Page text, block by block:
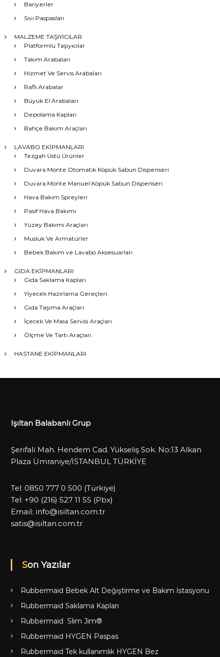
Bariyerler
Sıvı Paspasları
MALZEME TAŞIYICILAR
Platformlu Taşıyıcılar
Takım Arabaları
Hizmet Ve Servis Arabaları
Raflı Arabalar
Büyük El Arabaları
Depolama Kapları
Bahçe Bakım Araçları
LAVABO EKİPMANLARI
Tezgah Üstü Ürünler
Duvara Monte Otomatik Köpük Sabun Dispenseri
Duvara Monte Manuel Köpük Sabun Dispenseri
Hava Bakım Spreyleri
Pasif Hava Bakımı
Yüzey Bakımı Araçları
Musluk Ve Armatürler
Bebek Bakım ve Lavabo Aksesuarları
GIDA EKİPMANLARI
Gıda Saklama Kapları
Yiyecek Hazırlama Gereçleri
Gıda Taşıma Araçları
İçecek Ve Masa Servisi Araçları
Ölçme Ve Tartı Araçları
HASTANE EKİPMANLARI
Işıltan Balabanlı Grup
Şerifali Mah. Hendem Cad. Yükseliş Sok. No:13 Alkan
Plaza Ümraniye/İSTANBUL TÜRKİYE
Tel: 0850 777 0 500 (Türkiye)
Tel: +90 (216) 527 11 55 (Pbx)
Email: info@isiltan.com.tr
satis@isiltan.com.tr
Son Yazılar
Rubbermaid Bebek Alt Değiştirme ve Bakım İstasyonu
Rubbermaid Saklama Kapları
Rubbermaid Slim Jim®
Rubbermaid HYGEN Paspas
Rubbermaid Tek kullanımlık HYGEN Bez